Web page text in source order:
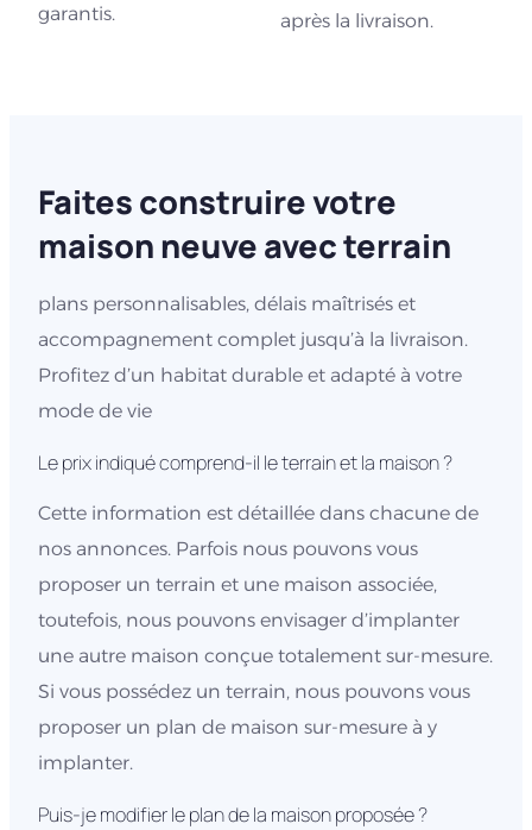
garantis.
après la livraison.
Faites construire votre
maison neuve avec terrain
plans personnalisables, délais maîtrisés et
accompagnement complet jusqu’à la livraison.
Profitez d’un habitat durable et adapté à votre
mode de vie
Le prix indiqué comprend-il le terrain et la maison ?
Cette information est détaillée dans chacune de
nos annonces. Parfois nous pouvons vous
proposer un terrain et une maison associée,
toutefois, nous pouvons envisager d’implanter
une autre maison conçue totalement sur-mesure.
Si vous possédez un terrain, nous pouvons vous
proposer un plan de maison sur-mesure à y
implanter.
Puis-je modifier le plan de la maison proposée ?